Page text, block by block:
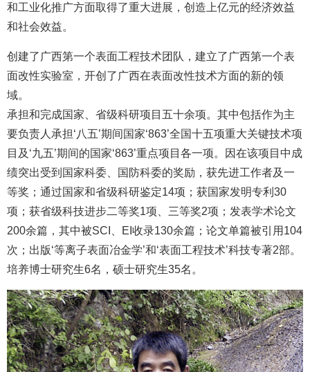
和工业化推广方面取得了重大进展，创造上亿元的经济效益
和社会效益。
创建了广西第一个表面工程技术团队，建立了广西第一个表
面改性实验室，开创了广西在表面改性技术方面的新的领
域。
承担和完成国家、省级科研项目五十余项。其中包括作为主
要负责人承担‘八五’期间国家‘863’全国十五项重大关键技术项
目及‘九五’期间的国家‘863’重点项目各一项。因在该项目中成
绩突出受到国家科委、国防科委的奖励，获先进工作者及一
等奖；通过国家和省级科研鉴定14项；获国家发明专利30
项；获省级科技进步二等奖1项、三等奖2项；发表学术论文
200余篇，其中被SCI、EI收录130余篇；论文单篇被引用104
次；出版‘等离子表面冶金学’和‘表面工程技术’科技专著2部。
培养博士研究生6名，硕士研究生35名。